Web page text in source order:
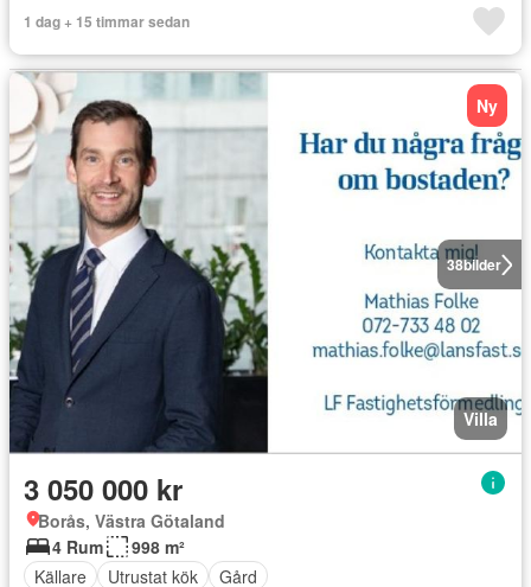
1 dag + 15 timmar sedan
38bilder
Ny
Villa
3 050 000 kr
Borås, Västra Götaland
4 Rum
998 m²
Källare
Utrustat kök Gård